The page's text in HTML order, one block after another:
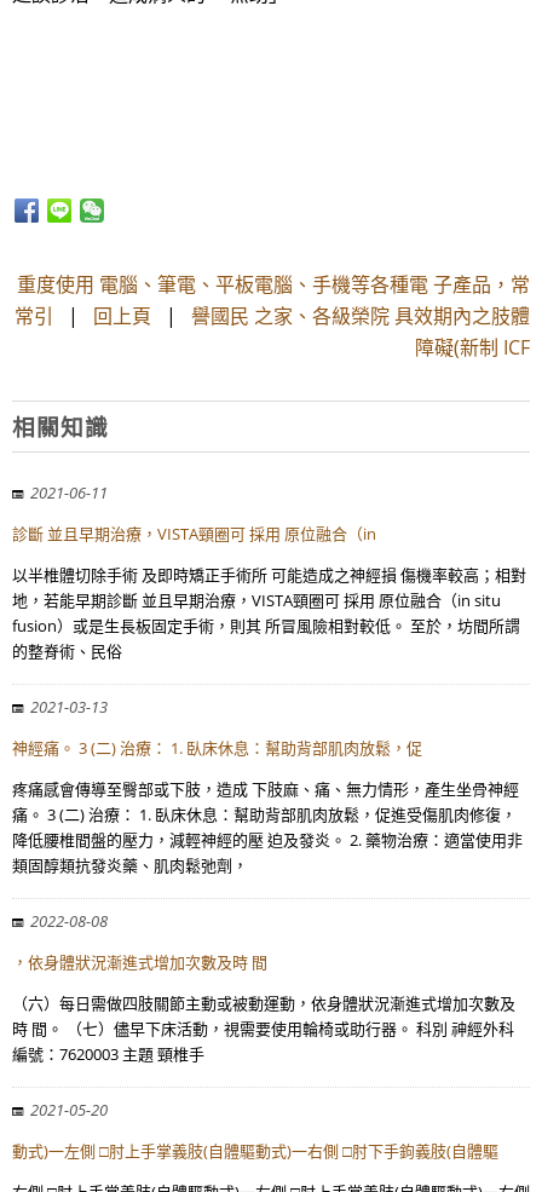
重度使用 電腦、筆電、平板電腦、手機等各種電 子產品，常
常引 | 回上頁 | 譽國民 之家、各級榮院 具效期內之肢體
障礙(新制 ICF
相關知識
2021-06-11
診斷 並且早期治療，VISTA頸圈可 採用 原位融合（in
以半椎體切除手術 及即時矯正手術所 可能造成之神經損 傷機率較高；相對
地，若能早期診斷 並且早期治療，VISTA頸圈可 採用 原位融合（in situ
fusion）或是生長板固定手術，則其 所冒風險相對較低。 至於，坊間所謂
的整脊術、民俗
2021-03-13
神經痛。 3 (二) 治療： 1. 臥床休息：幫助背部肌肉放鬆，促
疼痛感會傳導至臀部或下肢，造成 下肢麻、痛、無力情形，產生坐骨神經
痛。 3 (二) 治療： 1. 臥床休息：幫助背部肌肉放鬆，促進受傷肌肉修復，
降低腰椎間盤的壓力，減輕神經的壓 迫及發炎。 2. 藥物治療：適當使用非
類固醇類抗發炎藥、肌肉鬆弛劑，
2022-08-08
，依身體狀況漸進式增加次數及時 間
（六）每日需做四肢關節主動或被動運動，依身體狀況漸進式增加次數及
時 間。 （七）儘早下床活動，視需要使用輪椅或助行器。 科別 神經外科
編號：7620003 主題 頸椎手
2021-05-20
動式)一左側 □肘上手掌義肢(自體驅動式)一右側 □肘下手鉤義肢(自體驅